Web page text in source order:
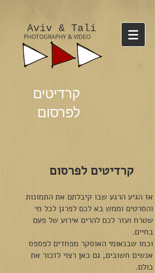
Aviv & Tali
PHOTOGRAPHY & VIDEO
קרדיטים
לפרסום
קרדיטים לפרסום
אז הגיע הרגע שבו קיבלתם את התמונות
והסרטים וממש בא לכם לפרגן לכל מי
שטרח ועזר לכם להרים אירוע של פעם
בחיים.
וכמו שבנאומי האוסקר מפחדים לפספס
אנשים חשובים, גם כאן רצוי לזכור את
כולם.